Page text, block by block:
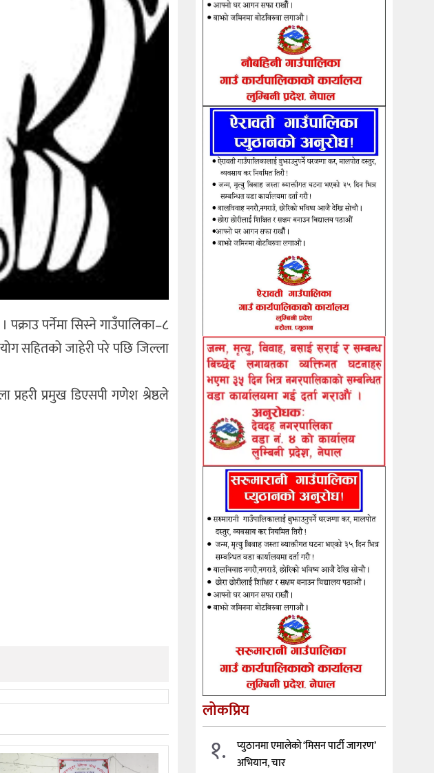
पर्नेमा सिस्ने गाउँपालिका–८
सहितको जाहेरी परे पछि जिल्ला
प्रमुख डिएसपी गणेश श्रेष्ठले
लोकप्रिय
१.
प्युठानमा एमालेको ‘मिसन पार्टी जागरण’
अभियान, चार